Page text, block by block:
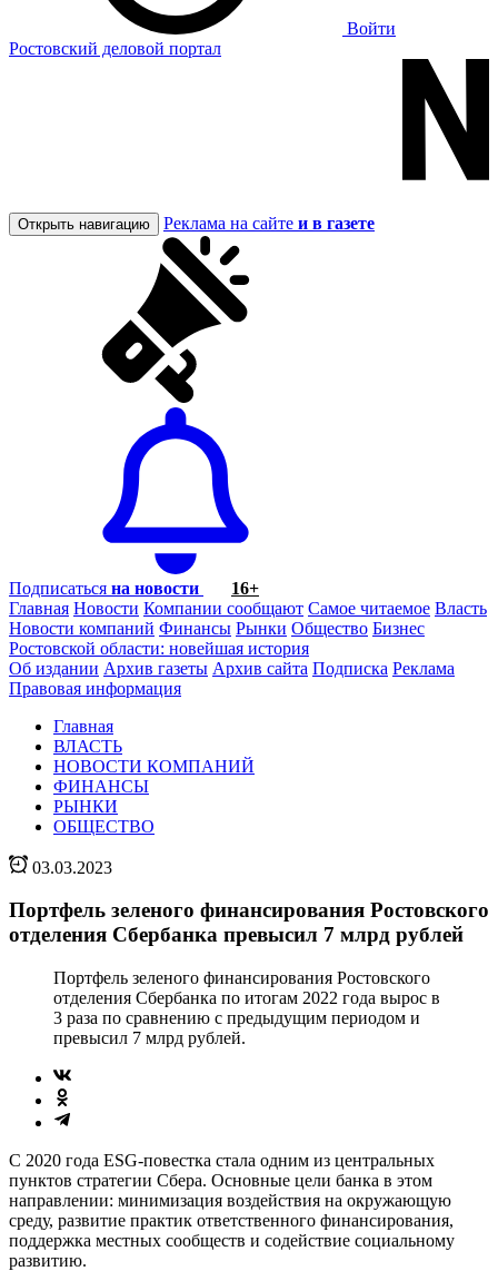
Войти
Ростовский деловой портал
Открыть навигацию Реклама на сайте и в газете
Подписаться на новости
16+
Главная Новости Компании сообщают Самое читаемое Власть
Новости компаний Финансы Рынки Общество Бизнес
Ростовской области: новейшая история
Об издании Архив газеты Архив сайта Подписка Реклама
Правовая информация
Главная
ВЛАСТЬ
НОВОСТИ КОМПАНИЙ
ФИНАНСЫ
РЫНКИ
ОБЩЕСТВО
03.03.2023
Портфель зеленого финансирования Ростовского
отделения Сбербанка превысил 7 млрд рублей
Портфель зеленого финансирования Ростовского
отделения Сбербанка по итогам 2022 года вырос в
3 раза по сравнению с предыдущим периодом и
превысил 7 млрд рублей.
С 2020 года ESG-повестка стала одним из центральных
пунктов стратегии Сбера. Основные цели банка в этом
направлении: минимизация воздействия на окружающую
среду, развитие практик ответственного финансирования,
поддержка местных сообществ и содействие социальному
развитию.